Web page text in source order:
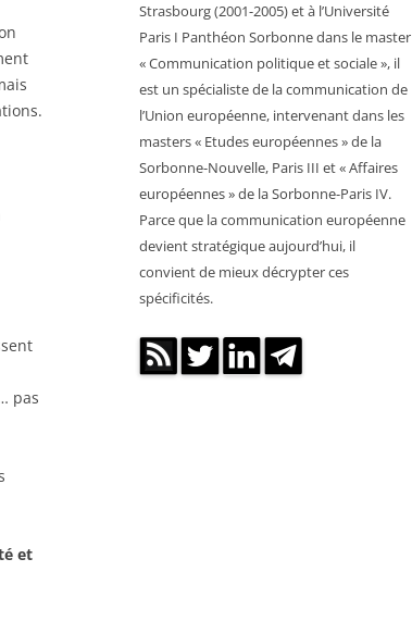
pas
et
Strasbourg (2001-2005) et à l’Université
Paris I Panthéon Sorbonne dans le master
« Communication politique et sociale », il
est un spécialiste de la communication de
l’Union européenne, intervenant dans les
masters « Etudes européennes » de la
Sorbonne-Nouvelle, Paris III et « Affaires
européennes » de la Sorbonne-Paris IV.
Parce que la communication européenne
devient stratégique aujourd’hui, il
convient de mieux décrypter ces
spécificités.